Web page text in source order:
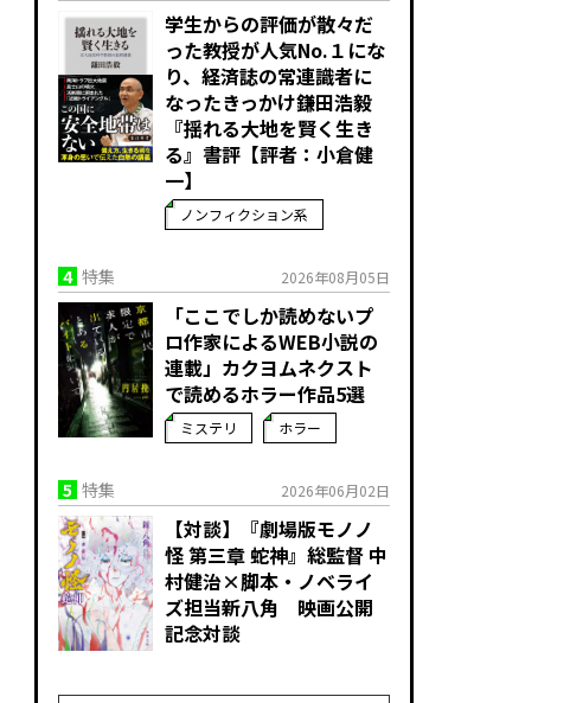
学生からの評価が散々だ
った教授が人気No.１にな
り、経済誌の常連識者に
なったきっかけ――鎌田浩毅
『揺れる大地を賢く生き
る』書評【評者：小倉健
一】
ノンフィクション系
4 特集 2026年08月05日
「ここでしか読めないプ
ロ作家によるWEB小説の
連載」――カクヨムネクスト
で読めるホラー作品5選
ミステリ ホラー
5 特集 2026年06月02日
【対談】『劇場版モノノ
怪 第三章 蛇神』総監督 中
村健治×脚本・ノベライ
ズ担当新八角 映画公開
記念対談